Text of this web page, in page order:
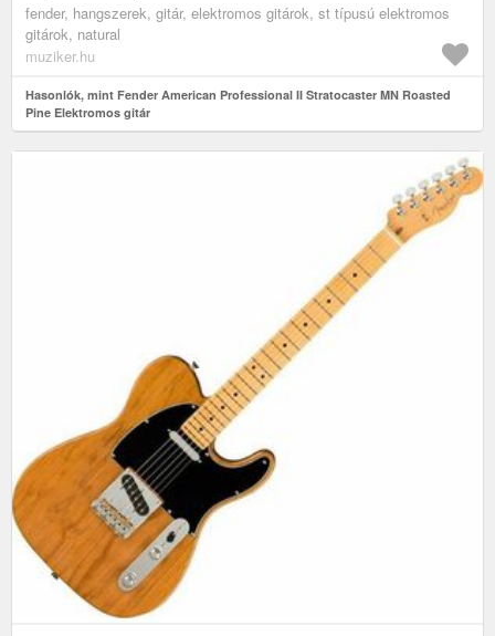
fender, hangszerek, gitár, elektromos gitárok, st típusú elektromos
gitárok, natural
muziker.hu
Hasonlók, mint Fender American Professional II Stratocaster MN Roasted
Pine Elektromos gitár